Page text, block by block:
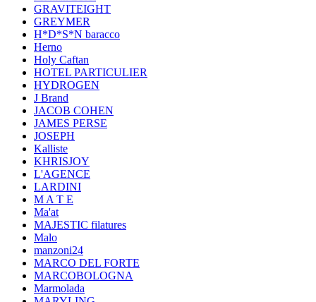
GRAVITEIGHT
GREYMER
H*D*S*N baracco
Herno
Holy Caftan
HOTEL PARTICULIER
HYDROGEN
J Brand
JACOB COHEN
JAMES PERSE
JOSEPH
Kalliste
KHRISJOY
L'AGENCE
LARDINI
M A T E
Ma'at
MAJESTIC filatures
Malo
manzoni24
MARCO DEL FORTE
MARCOBOLOGNA
Marmolada